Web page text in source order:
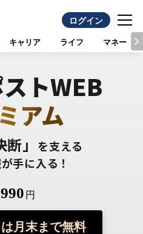
ログイン
キャリア ライフ マネー
トWEB
アム
断」
を支える
手に入る！
990 円
月末まで無料